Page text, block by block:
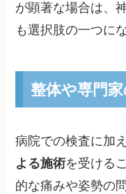
が顕著な場合は、
も選択肢の一つに
整体や専門
病院での検査に加え
よる施術を受ける
的な痛みや姿勢の